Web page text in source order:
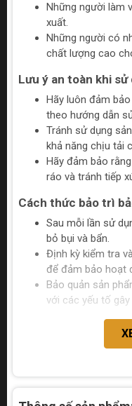
Những người làm
xuất.
Những người có
chất lượng cao
Lưu ý an toàn khi sử
Hãy luôn đảm
theo hướng dẫn
Tránh sử dụng
khả năng chịu tải
Hãy đảm bảo
ráo và tránh tiếp
Cách thức bảo trì
Sau mỗi lần sử
bỏ bụi và bẩn.
Định kỳ kiểm tra
để đảm bảo hoạt
Bảo quản sản
với các yếu tố gây